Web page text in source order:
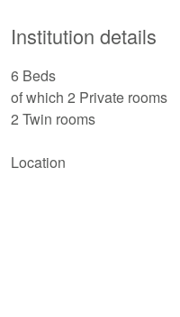
Institution details
6 Beds
of which 2 Private rooms
2 Twin rooms
Location